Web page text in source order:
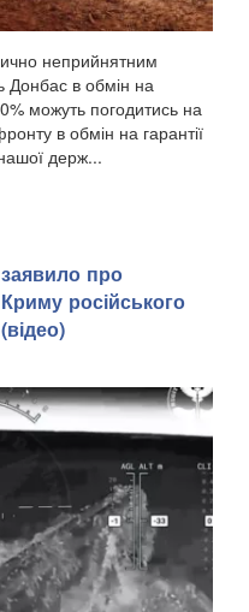
неприйнятним
Донбас в обмін на
можуть погодитись на
в обмін на гарантії
держ...
про
російського